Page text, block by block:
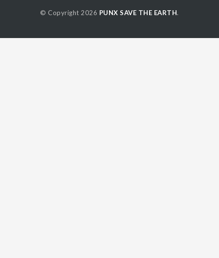
© Copyright 2026 PUNX SAVE THE EARTH.